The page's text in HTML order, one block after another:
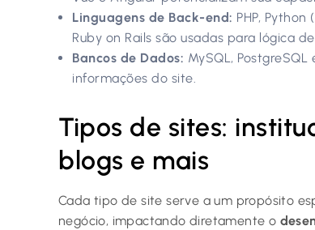
Linguagens de Back-end: PHP,
Ruby on Rails são usadas para lógica
Bancos de Dados: MySQL,
informações do site.
Tipos de sites:
blogs e mais
Cada tipo de site serve a um propósito
negócio, impactando diretamente o